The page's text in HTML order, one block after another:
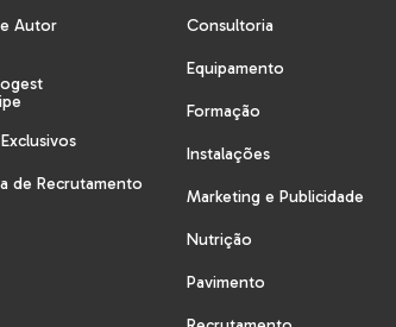
Autor
de Recrutamento
Consultoria
Equipamento
Formação
Instalações
Marketing e Publicidade
Nutrição
Pavimento